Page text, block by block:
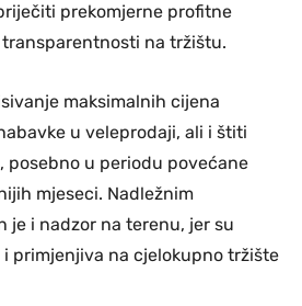
prekomjerne profitne
na tržištu.
maksimalnih cijena
u veleprodaji, ali i štiti
posebno u periodu povećane
mjeseci. Nadležnim
je i nadzor na terenu, jer su
primjenjiva na cjelokupno tržište